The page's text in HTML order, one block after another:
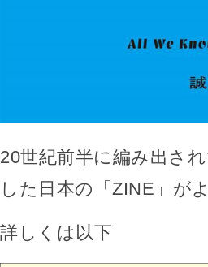
20世紀前半に編み出さ
した日本の「ZINE」が
詳しくは以下